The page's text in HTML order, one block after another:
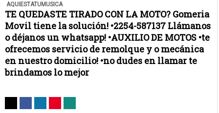
AQUIESTATUMUSICA
TE QUEDASTE TIRADO CON LA MOTO? Gomeria
Movil tiene la solución! •2254-587137 Llámanos
o déjanos un whatsapp! •AUXILIO DE MOTOS •te
ofrecemos servicio de remolque y o mecánica
en nuestro domicilio! •no dudes en llamar te
brindamos lo mejor